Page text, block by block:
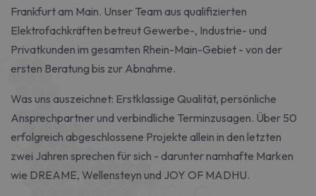
Frankfurt am Main. Unser Team aus qualifizierten
Elektrofachkräften betreut Gewerbe-, Industrie- und
Privatkunden im gesamten Rhein-Main-Gebiet - von der
ersten Beratung bis zur Abnahme.
Was uns auszeichnet: Erstklassige Qualität, persönliche
Ansprechpartner und verbindliche Terminzusagen. Über 50
erfolgreich abgeschlossene Projekte allein in den letzten
zwei Jahren sprechen für sich - darunter namhafte Marken
wie DREAME, Wellensteyn und JOY OF MADHU.